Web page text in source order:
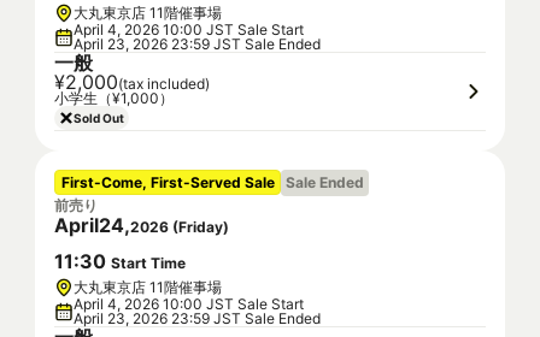
大丸東京店 11階催事場
April 4, 2026 10:00 JST Sale Start
April 23, 2026 23:59 JST Sale Ended
一般
¥2,000(tax included)
小学生（¥1,000）
Sold Out
First-Come, First-Served Sale Sale Ended
前売り
April24,2026 (Friday)
11:30 Start Time
大丸東京店 11階催事場
April 4, 2026 10:00 JST Sale Start
April 23, 2026 23:59 JST Sale Ended